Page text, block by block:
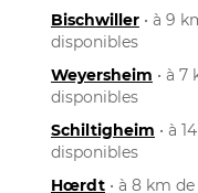
Bischwiller • à 9
disponibles
Weyersheim • à
disponibles
Schiltigheim • à
disponibles
Hœrdt • à 8 km